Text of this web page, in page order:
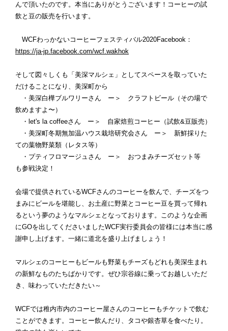
んで頂いたのです。本当にありがとうございます！コーヒーの試
飲と豆の販売を行います。
WCFわっかないコーヒーフェスティバル2020Facebook：
https://ja-jp.facebook.com/wcf.wakhok
そして図々しくも「美深マルシェ」としてスペースを取っていた
だけることになり、美深町から
・美深白樺ブルワリーさん ー＞ クラフトビール（その場で
飲めますよ〜）
・let's la coffeeさん ー＞ 自家焙煎コーヒー（試飲&豆販売）
・美深町冬期無加温ハウス栽培研究会さん ー＞ 新鮮採りた
ての葉物野菜類（レタス等）
・プティフロマージュさん ー＞ おつまみチーズセット等
も参戦決定！
会場で提供されているWCFさんのコーヒーを飲んで、チーズをつ
まみにビールを堪能し、お土産に野菜とコーヒー豆を買って帰れ
るという夢のようなマルシェとなっております。このような企画
にGOを出してくださいましたWCF実行委員会の皆様には本当に感
謝申し上げます。一緒に道北を盛り上げましょう！
マルシェのコーヒーもビールも野菜もチーズもどれも美深生まれ
の新鮮なものたちばかりです。ぜひ宗谷線に乗ってお越しいただ
き、味わっていただきたい～
WCFでは稚内市内のコーヒー屋さんのコーヒーもチケットで飲む
ことができます。コーヒー飲んだり、タコや銀杏草を食べたり。